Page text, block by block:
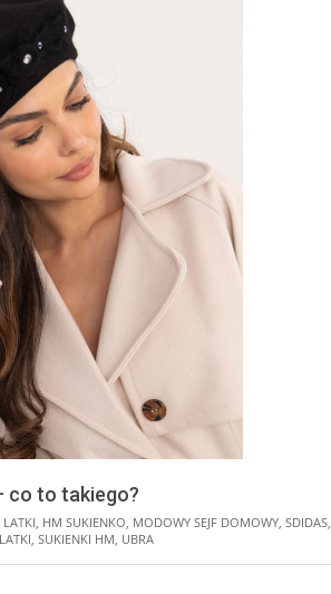
co to takiego?
, HM SUKIENKO, MODOWY SEJF DOMOWY, SDIDAS,
, SUKIENKI HM, UBRA